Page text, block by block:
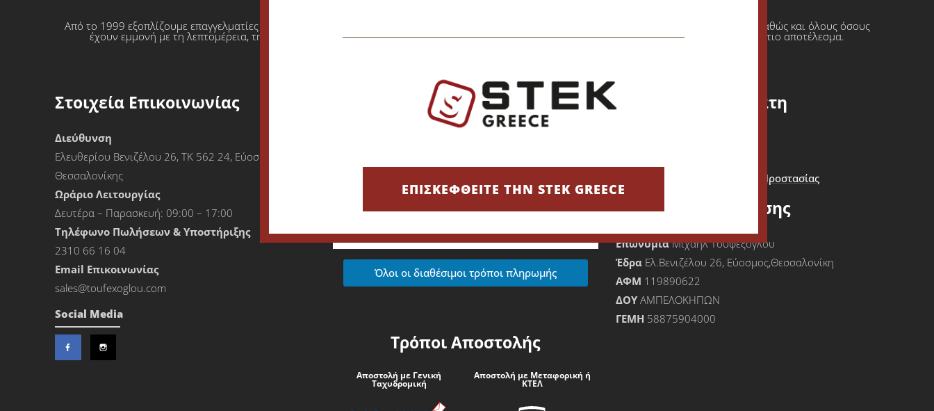
Από το 1999 εξοπλίζουμε επαγγελματίες που θέλουν να ξεχωρίσουν και ασχολούνται με πλυντήρια αυτοκινήτων και πρατήρια υγρών καυσίμων καθώς και όλους όσους
έχουν εμμονή με τη λεπτομέρεια, την απόλυτη καθαριότητα, απαιτούν επιμέλεια στην εμφάνιση και δίνουν έμφαση πάντοτε σε ένα τελικό άρτιο αποτέλεσμα.
Στοιχεία Επικοινωνίας
Διεύθυνση
Ελευθερίου Βενιζέλου 26, ΤΚ 562 24, Εύοσμος
Θεσσαλονίκης
Ωράριο Λειτουργίας
Δευτέρα – Παρασκευή: 09:00 – 17:00
Τηλέφωνο Πωλήσεων & Υποστήριξης
2310 66 16 04
Εmail Επικοινωνίας
sales@toufexoglou.com
Social Media
Τρόποι Πληρωμής
Χρεωστική/Πιστωτική Κάρτα/IRIS
Τραπεζική Κατάθεση
Όλοι οι διαθέσιμοι τρόποι πληρωμής
Τρόποι Αποστολής
Αποστολή με Γενική
Ταχυδρομική
Αποστολή με Μεταφορική ή
ΚΤΕΛ
Εξυπηρέτηση Πελάτη
Όροι Χρήσης & Πολιτική Προστασίας
Στοιχεία Επιχείρησης
ΕπωνυμίαΜιχαήλ Τουφεξόγλου
Έδρα Ελ.Βενιζέλου 26, Εύοσμος,Θεσσαλονίκη
ΑΦΜ 119890622
ΔΟΥΑΜΠΕΛΟΚΗΠΩΝ
ΓΕΜΗ 58875904000
ΕΠΙΣΚΕΦΘΕΙΤΕ ΤΗΝ STEK GREECE